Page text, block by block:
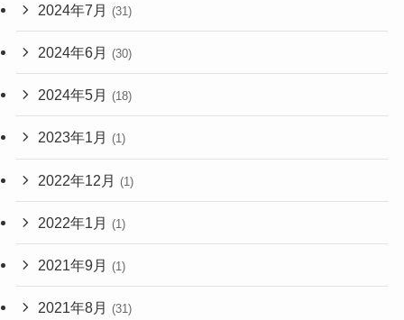
2024年7月 (31)
2024年6月 (30)
2024年5月 (18)
2023年1月 (1)
2022年12月 (1)
2022年1月 (1)
2021年9月 (1)
2021年8月 (31)